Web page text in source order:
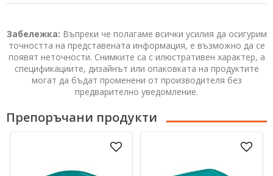
Забележка: Въпреки че полагаме всички усилия да осигурим
точността на представената информация, е възможно да се
появят неточности. Снимките са с илюстративен характер, а
спецификациите, дизайнът или опаковката на продуктите
могат да бъдат променени от производителя без
предварително уведомление.
Препоръчани продукти